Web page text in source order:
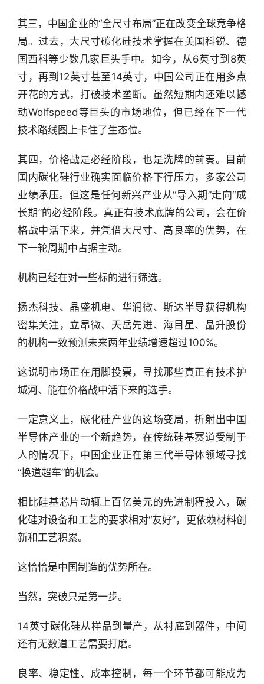
产
经
数
据
研
选
告
创
投
之
窗
机
合
圈
其三，中国企业的“全尺寸布局”正在改变全球竞争格
局。过去，大尺寸碳化硅技术掌握在美国科锐、德
国西科等少数几家巨头手中。如今，从6英寸到8英
寸，再到12英寸甚至14英寸，中国公司正在用多点
开花的方式，打破技术垄断。虽然短期内还难以撼
动Wolfspeed等巨头的市场地位，但已经在下一代
技术路线图上卡住了生态位。
其四，价格战是必经阶段，也是洗牌的前奏。目前
国内碳化硅行业确实面临价格下行压力，多家公司
业绩承压。但这是任何新兴产业从“导入期”走向“成
长期”的必经阶段。真正有技术底牌的公司，会在价
格战中活下来，并凭借大尺寸、高良率的优势，在
下一轮周期中占据主动。
机构已经在对一些标的进行筛选。
扬杰科技、晶盛机电、华润微、斯达半导获得机构
密集关注，立昂微、天岳先进、海目星、晶升股份
的机构一致预测未来两年业绩增速超过100%。
这说明市场正在用脚投票，寻找那些真正有技术护
城河、能在价格战中活下来的选手。
一定意义上，碳化硅产业的这场变局，折射出中国
半导体产业的一个新趋势，在传统硅基赛道受制于
人的情况下，中国企业正在第三代半导体领域寻找
“换道超车”的机会。
相比硅基芯片动辄上百亿美元的先进制程投入，碳
化硅对设备和工艺的要求相对“友好”，更依赖材料创
新和工艺积累。
这恰恰是中国制造的优势所在。
当然，突破只是第一步。
14英寸碳化硅从样品到量产，从衬底到器件，中间
还有无数道工艺需要打磨。
良率、稳定性、成本控制，每一个环节都可能成为